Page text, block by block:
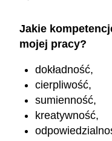
Jakie
mojej pracy?
dokładność,
cierpliwość,
sumienność,
kreatywność,